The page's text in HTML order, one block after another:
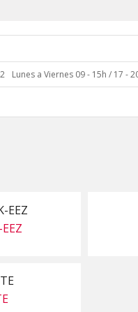
Lunes a Viernes 09 - 15h / 17 -